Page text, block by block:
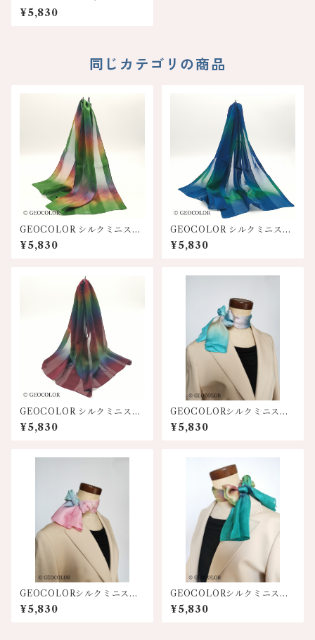
ーフ【オレンジ系】
¥5,830
同じカテゴリの商品
GEOCOLOR シルクミニスカ
ーフ100S【グリーン系】
¥5,830
GEOCOLOR シルクミニスカ
ーフ100S【ブルー系】
¥5,830
GEOCOLOR シルクミニスカ
ーフ100S【濃厚ワイン系】
¥5,830
GEOCOLORシルクミニスカ
ーフ【水色系】
¥5,830
GEOCOLORシルクミニスカ
ーフ【ピンク系グラデーショ
ン】
¥5,830
GEOCOLORシルクミニスカ
ーフ【エメグリ系】人気
色！！
¥5,830